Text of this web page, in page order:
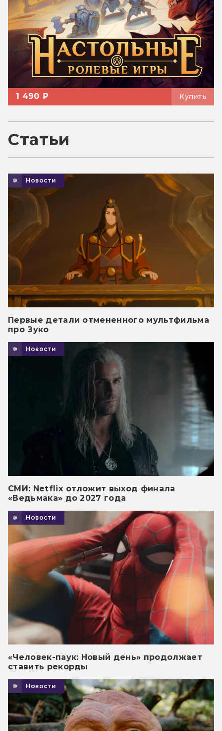
1 490 ₽ Купить
Статьи
Новости
Первые детали отмененного мультфильма
про Зуко
Новости
СМИ: Netflix отложит выход финала
«Ведьмака» до 2027 года
Новости
«Человек-паук: Новый день» продолжает
ставить рекорды
Новости